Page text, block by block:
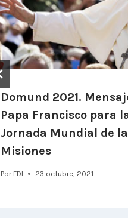
Domund 2021.
Papa Francisco para
Jornada Mundial de
Misiones
Por FDI 23 octubre, 2021